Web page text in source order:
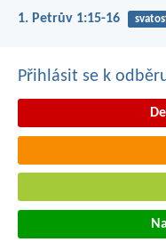
1. Petrův 1:15-16
Přihlásit se k